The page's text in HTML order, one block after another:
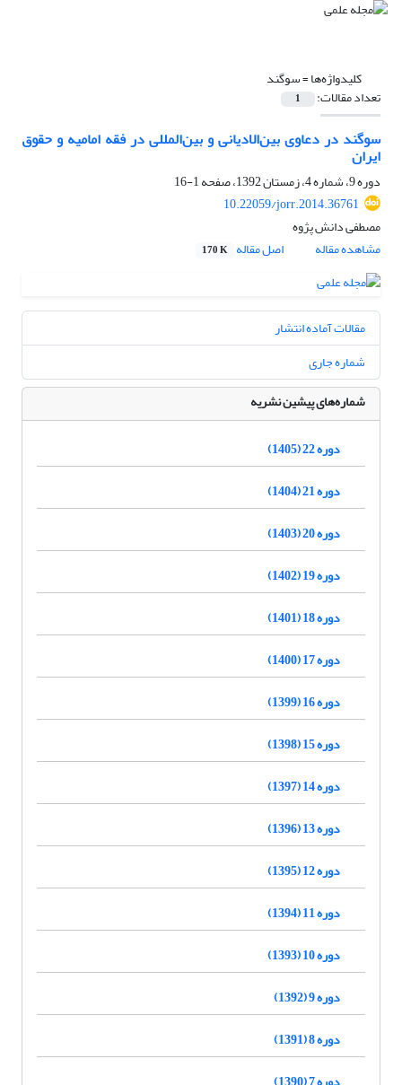
کلیدواژه‌ها =سوگند
تعداد مقالات: 1
سوگند در دعاوی بین‌الادیانی و بین‌المللی در فقه امامیه و حقوق
ایران
دوره 9، شماره 4، زمستان 1392، صفحه
1-16
10.22059/jorr.2014.36761
مصطفی دانش پژوه
مشاهده مقاله
اصل مقاله 170 K
مقالات آماده انتشار
شماره جاری
شماره‌های پیشین نشریه
دوره 22 (1405)
دوره 21 (1404)
دوره 20 (1403)
دوره 19 (1402)
دوره 18 (1401)
دوره 17 (1400)
دوره 16 (1399)
دوره 15 (1398)
دوره 14 (1397)
دوره 13 (1396)
دوره 12 (1395)
دوره 11 (1394)
دوره 10 (1393)
دوره 9 (1392)
دوره 8 (1391)